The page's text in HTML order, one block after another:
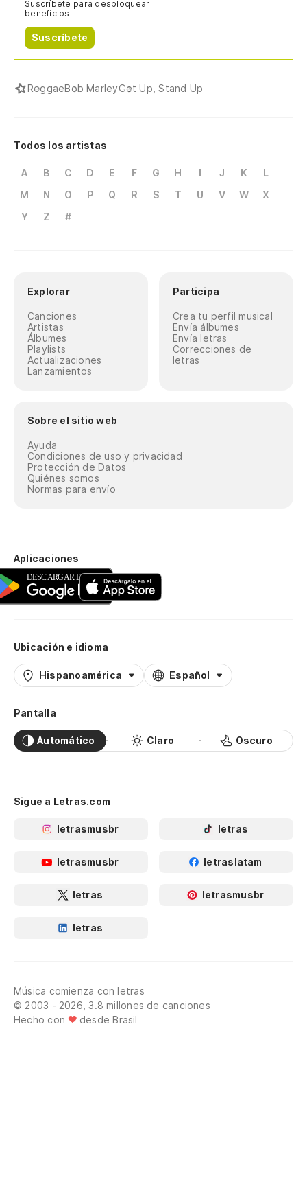
Suscríbete para desbloquear
beneficios.
Suscríbete
ReggaeBob MarleyGet Up, Stand Up
Todos los artistas
A B C D E F G H I J K
L
M
N O P Q R S T U V W
X
Y
Z #
Explorar
Canciones
Artistas
Álbumes
Playlists
Actualizaciones
Lanzamientos
Participa
Crea tu perfil musical
Envía álbumes
Envía letras
Correcciones de
letras
Sobre el sitio web
Ayuda
Condiciones de uso y privacidad
Protección de Datos
Quiénes somos
Normas para envío
Aplicaciones
Ubicación e idioma
Hispanoamérica Español
Pantalla
Automático Claro Oscuro
Sigue a Letras.com
letrasmusbr letras
letrasmusbr letraslatam
letras letrasmusbr
letras
Música comienza con letras
© 2003 - 2026, 3.8 millones de canciones
Hecho con
desde Brasil